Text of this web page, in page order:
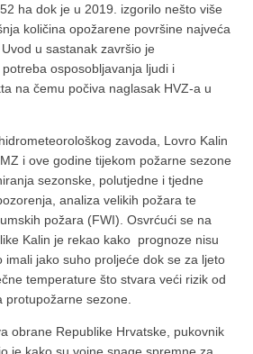
ha dok je u 2019. izgorilo nešto više
količina opožarene površine najveća
u sastanak završio je
osposobljavanja ljudi i
na čemu počiva naglasak HVZ-a u
zavoda, Lovro Kalin
i ove godine tijekom požarne sezone
sezonske, polutjedne i tjedne
analiza velikih požara te
požara (FWI). Osvrćući se na
Kalin je rekao kako prognoze nisu
imali jako suho proljeće dok se za ljeto
temperature što stvara veći rizik od
sezone.
obrane Republike Hrvatske, pukovnik
je kako su vojne snage spremne za